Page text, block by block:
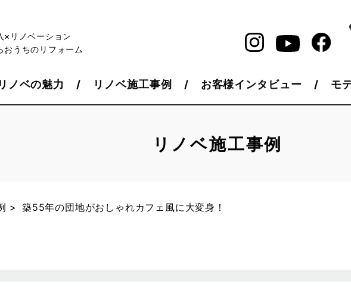
×リノベーション
おうちのリフォーム
ノベの魅力 リノベ施工事例 お客様インタビュー モ
リノベ施工事例
築55年の団地がおしゃれカフェ風に大変身！